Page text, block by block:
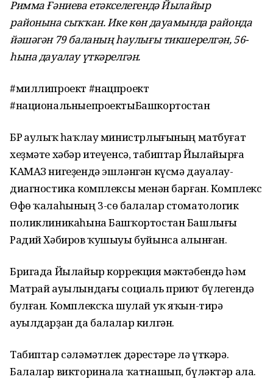
Римма Ғәниева етәкселегендә Йылайыр
районына сыҡҡан. Ике көн дауамында районда
йәшәгән 79 баланың һаулығы тикшерелгән, 56-
һына дауалау үткәрелгән.
#миллипроект #нацпроект
#национальныепроектыБашкортостан
БР Һаулыҡ һаҡлау министрлығының матбуғат
хеҙмәте хәбәр итеүенсә, табиптар Йылайырға
КАМАЗ нигеҙендә эшләнгән күсмә дауалау-
диагностика комплексы менән барған. Комплекс
Өфө ҡалаһының 3-сө балалар стоматологик
поликлиникаһына Башҡортостан Башлығы
Радий Хәбиров ҡушыуы буйынса алынған.
Бригада Йылайыр коррекция мәктәбендә һәм
Матрай ауылындағы социаль приют бүлегендә
булған. Комплексҡа шулай уҡ яҡын-тирә
ауылдарҙан да балалар килгән.
Табиптар сәләмәтлек дәрестәре лә үткәрә.
Балалар викторинала ҡатнашып, бүләктәр ала.